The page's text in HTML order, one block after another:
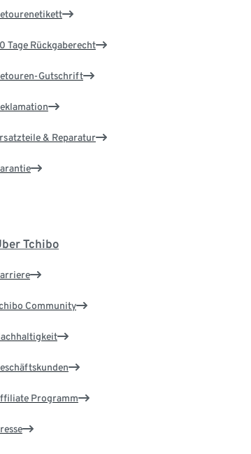
Tage Rückgaberecht
Gutschrift
& Reparatur
Tchibo
Community
Programm